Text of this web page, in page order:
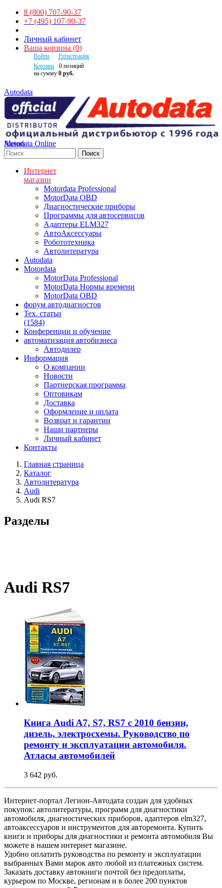
8 (800) 707-90-37
+7 (495) 107-90-37
Личный кабинет
Ваша корзина (0)
Войти
Регистрация
Корзина
0 позиций
на сумму 0 руб.
Autodata
Autodata Online
Меню
Поиск
Интернет
магазин
Motordata Professional
MotorData OBD
Диагностические приборы
Программы для автосервисов
Адаптеры ELM327
АвтоАксессуары
Робототехника
Автолитература
Autodata
Motordata
MotorData Professional
MotorData Нормы времени
MotorData OBD
форум автодиагностов
Тех. статьи
(1584)
Конференции и обучение
автоматизация автобизнеса
Автодилер
Информация
О компании
Новости
Партнерская программа
Оптовикам
Доставка
Оформление и оплата
Возврат и гарантии
Наши партнеры
Личный кабинет
Контакты
Главная страница
Каталог
Автолитература
Audi
Audi RS7
Разделы
Audi RS7
Книга Audi A7, S7, RS7 c 2010 бензин,
дизель, электросхемы. Руководство по
ремонту и эксплуатации автомобиля.
Атласы автомобилей
3 642 руб.
Интернет-портал Легион-Автодата создан для удобных
покупок: автолитературы, программ для диагностики
автомобиля, диагностических приборов, адаптеров elm327,
автоаксессуаров и инструментов для авторемонта. Купить
книги и приборы для диагностики и ремонта автомобиля Вы
можете в нашем интернет магазине.
Удобно оплатить руководства по ремонту и эксплуатации
выбранных Вами марок авто любой из платежных систем.
Заказать доставку автокниги почтой без предоплаты,
курьером по Москве, регионам и в более 200 пунктов